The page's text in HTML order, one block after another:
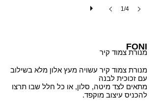
1/4
מנורת צמוד קיר
מנורת צמוד קיר עשויה מעץ אלון מלא בשילוב
עם זכוכית לבנה
מתאים לצד מיטה, סלון, או כל חלל שבו תרצו
להכניס עיצוב מוקפד.
FONI